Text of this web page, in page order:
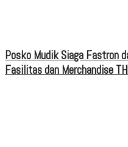
Posko Mudik Siaga Fastron
Fasilitas dan Merchandise